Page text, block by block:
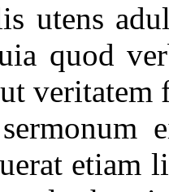
utens
quod
ut
etiam